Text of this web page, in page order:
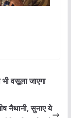
वसूला जाएगा
नैथानी, सुनाए ये